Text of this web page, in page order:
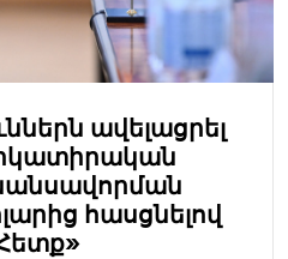
ավելացրել
հասցնելով